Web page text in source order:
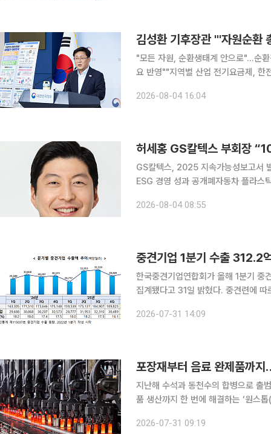
김성환 기후장관 "'자원순환
"모든 자원, 순환생태계 안으로"…순
요 반영""지역별 산업 전기요금제, 한전 감당할 수준서
들고, 이 문제를 총괄할 수 있는 직제
2026-08-04 16:04
허세홍 GS칼텍스 부회장
GS칼텍스, 2025 지속가능성보고서
ESG 경영 성과 공개폐자동차 플라스틱 밸
했다고 4일 밝혔다. 2006년 첫 보고
2026-08-04 08:55
중견기업 1분기 수출
한국중견기업연합회가 올해 1분기
집계됐다고 31일 밝혔다. 중견련에 따르면 중견기업 수출액은 전년 동기 287.8억달러에서 24.4억
전년 동기보다 3.9%포인트(p) 낮아
2026-07-31 14:09
포장재부터 음료 완제품까지
지난해 수석과 동천수의 합병으로 출
품 생산까지 한 번에 해결하는 ‘원스톱
정을 일원화해 고객사에게 뛰어난 품
2026-07-31 09:19